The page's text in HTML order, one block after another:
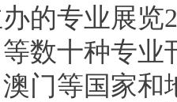
的专业展览
数十种专
门等国家